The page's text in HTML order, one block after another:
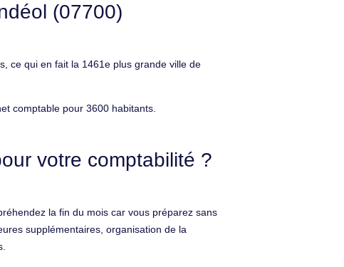
(07700)
ce qui en fait la 1461e plus grande ville de
comptable pour 3600 habitants.
votre comptabilité ?
la fin du mois car vous préparez sans
supplémentaires, organisation de la